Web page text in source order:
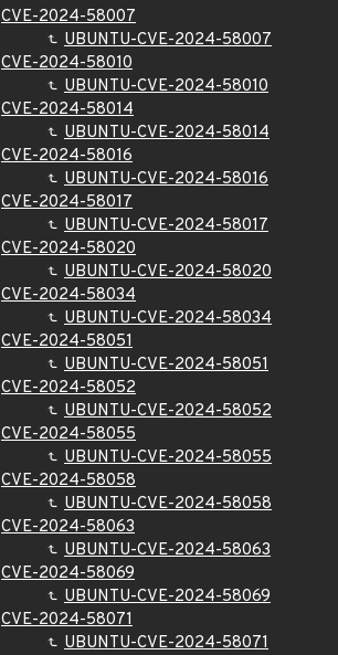
CVE-2024-58007
UBUNTU-CVE-2024-58007
CVE-2024-58010
UBUNTU-CVE-2024-58010
CVE-2024-58014
UBUNTU-CVE-2024-58014
CVE-2024-58016
UBUNTU-CVE-2024-58016
CVE-2024-58017
UBUNTU-CVE-2024-58017
CVE-2024-58020
UBUNTU-CVE-2024-58020
CVE-2024-58034
UBUNTU-CVE-2024-58034
CVE-2024-58051
UBUNTU-CVE-2024-58051
CVE-2024-58052
UBUNTU-CVE-2024-58052
CVE-2024-58055
UBUNTU-CVE-2024-58055
CVE-2024-58058
UBUNTU-CVE-2024-58058
CVE-2024-58063
UBUNTU-CVE-2024-58063
CVE-2024-58069
UBUNTU-CVE-2024-58069
CVE-2024-58071
UBUNTU-CVE-2024-58071